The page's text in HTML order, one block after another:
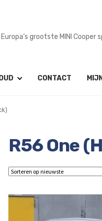
Europa’s grootste MINI Cooper
CONTACT
R56 One